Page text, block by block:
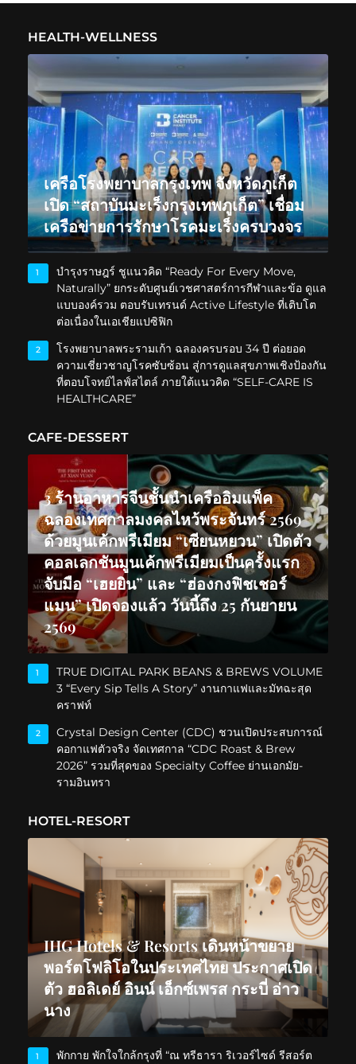
HEALTH-WELLNESS
เครือโรงพยาบาลกรุงเทพ จังหวัดภูเก็ต
เปิด “สถาบันมะเร็งกรุงเทพภูเก็ต” เชื่อม
เครือข่ายการรักษาโรคมะเร็งครบวงจร
1
บำรุงราษฎร์ ชูแนวคิด “Ready For Every Move,
Naturally” ยกระดับศูนย์เวชศาสตร์การกีฬาและข้อ ดูแล
แบบองค์รวม ตอบรับเทรนด์ Active Lifestyle ที่เติบโต
ต่อเนื่องในเอเชียแปซิฟิก
2
โรงพยาบาลพระรามเก้า ฉลองครบรอบ 34 ปี ต่อยอด
ความเชี่ยวชาญโรคซับซ้อน สู่การดูแลสุขภาพเชิงป้องกัน
ที่ตอบโจทย์ไลฟ์สไตล์ ภายใต้แนวคิด “SELF-CARE IS
HEALTHCARE”
CAFE-DESSERT
3 ร้านอาหารจีนชั้นนำเครืออิมแพ็ค
ฉลองเทศกาลมงคลไหว้พระจันทร์ 2569
ด้วยมูนเค้กพรีเมียม “เซียนหยวน” เปิดตัว
คอลเลกชันมูนเค้กพรีเมียมเป็นครั้งแรก
จับมือ “เฮยยิน” และ “ฮ่องกงฟิชเชอร์
แมน” เปิดจองแล้ว วันนี้ถึง 25 กันยายน
2569
1
TRUE DIGITAL PARK BEANS & BREWS VOLUME
3 “Every Sip Tells A Story” งานกาแฟและมัทฉะสุด
คราฟท์
2
Crystal Design Center (CDC) ชวนเปิดประสบการณ์
คอกาแฟตัวจริง จัดเทศกาล “CDC Roast & Brew
2026” รวมที่สุดของ Specialty Coffee ย่านเอกมัย-
รามอินทรา
HOTEL-RESORT
IHG Hotels & Resorts เดินหน้าขยาย
พอร์ตโฟลิโอในประเทศไทย ประกาศเปิด
ตัว ฮอลิเดย์ อินน์ เอ็กซ์เพรส กระบี่ อ่าว
นาง
1
พักกาย พักใจใกล้กรุงที่ “ณ ทรีธารา ริเวอร์ไซด์ รีสอร์ต